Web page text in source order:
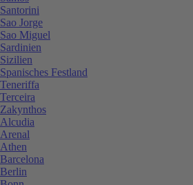
Santorini
Sao Jorge
Sao Miguel
Sardinien
Sizilien
Spanisches Festland
Teneriffa
Terceira
Zakynthos
Alcudia
Arenal
Athen
Barcelona
Berlin